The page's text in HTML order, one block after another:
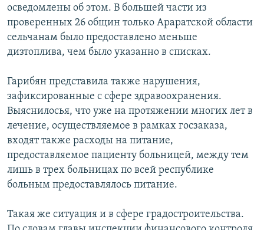
осведомлены об этом. В большей части из
проверенных 26 общин только Араратской области
сельчанам было предоставлено меньше
дизтоплива, чем было указанно в списках.
Гарибян представила также нарушения,
зафиксированные с сфере здравоохранения.
Выяснилосья, что уже на протяжении многих лет в
лечение, осуществляемое в рамках госзаказа,
входят также расходы на питание,
предоставляемое пациенту больницей, между тем
лишь в трех больницах по всей республике
больным предоставлялось питание.
Такая же ситуация и в сфере градостроительства.